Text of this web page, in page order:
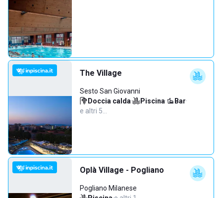
The Village
Sesto San Giovanni
Doccia calda· Piscina· Bar·
e altri 5…
Oplà Village - Pogliano
Pogliano Milanese